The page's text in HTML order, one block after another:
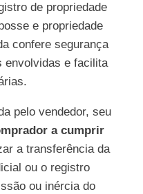
de propriedade
e propriedade
confere segurança
envolvidas e facilita
pelo vendedor, seu
a cumprir
a transferência da
ou o registro
ou inércia do